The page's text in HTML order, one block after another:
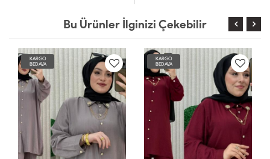
Bu Ürünler İlginizi Çekebilir
KARGO
BEDAVA
KARGO
BEDAVA